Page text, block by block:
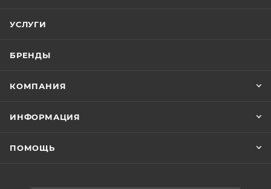
УСЛУГИ
БРЕНДЫ
КОМПАНИЯ
ИНФОРМАЦИЯ
ПОМОЩЬ